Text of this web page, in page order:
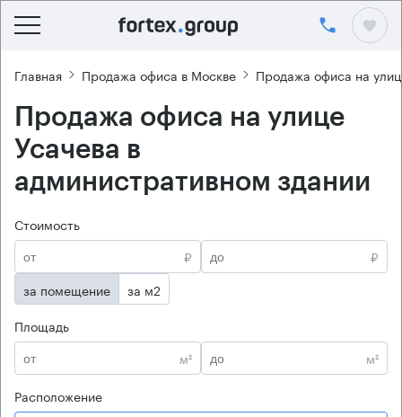
Главная Продажа офиса в Москве Продажа офиса на
Продажа офиса на улице
Усачева в
административном здании
Стоимость
₽
₽
за помещение
за м2
Площадь
м²
м²
Расположение